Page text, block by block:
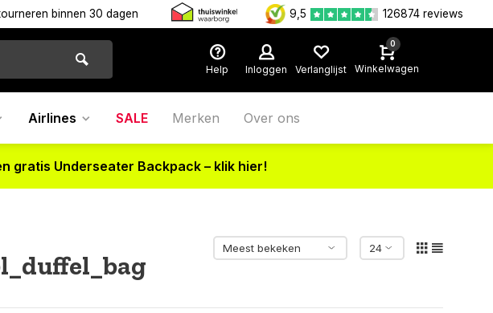
binnen 30 dagen 9,5 126874 reviews
Help Inloggen Verlanglijst
0
Winkelwagen
Airlines SALE Merken Over ons
gratis Underseater Backpack – klik hier!